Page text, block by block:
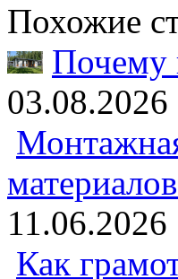
Похожие
Почему
03.08.2026
11.06.2026
Как